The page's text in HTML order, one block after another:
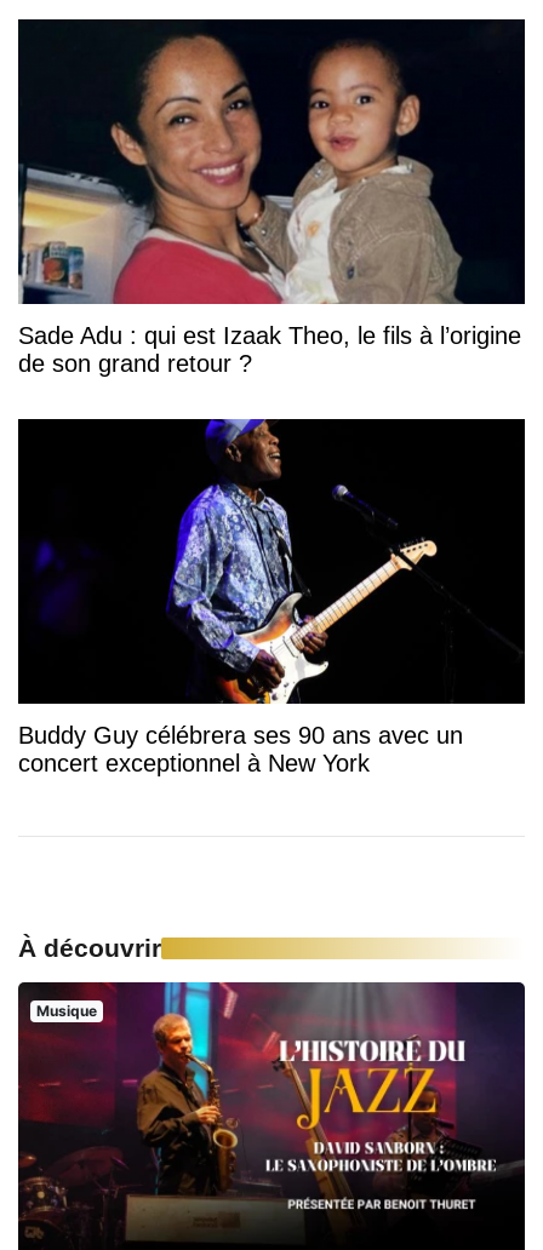
Sade Adu : qui est Izaak Theo, le fils à l’origine
de son grand retour ?
Buddy Guy célébrera ses 90 ans avec un
concert exceptionnel à New York
À découvrir
Musique